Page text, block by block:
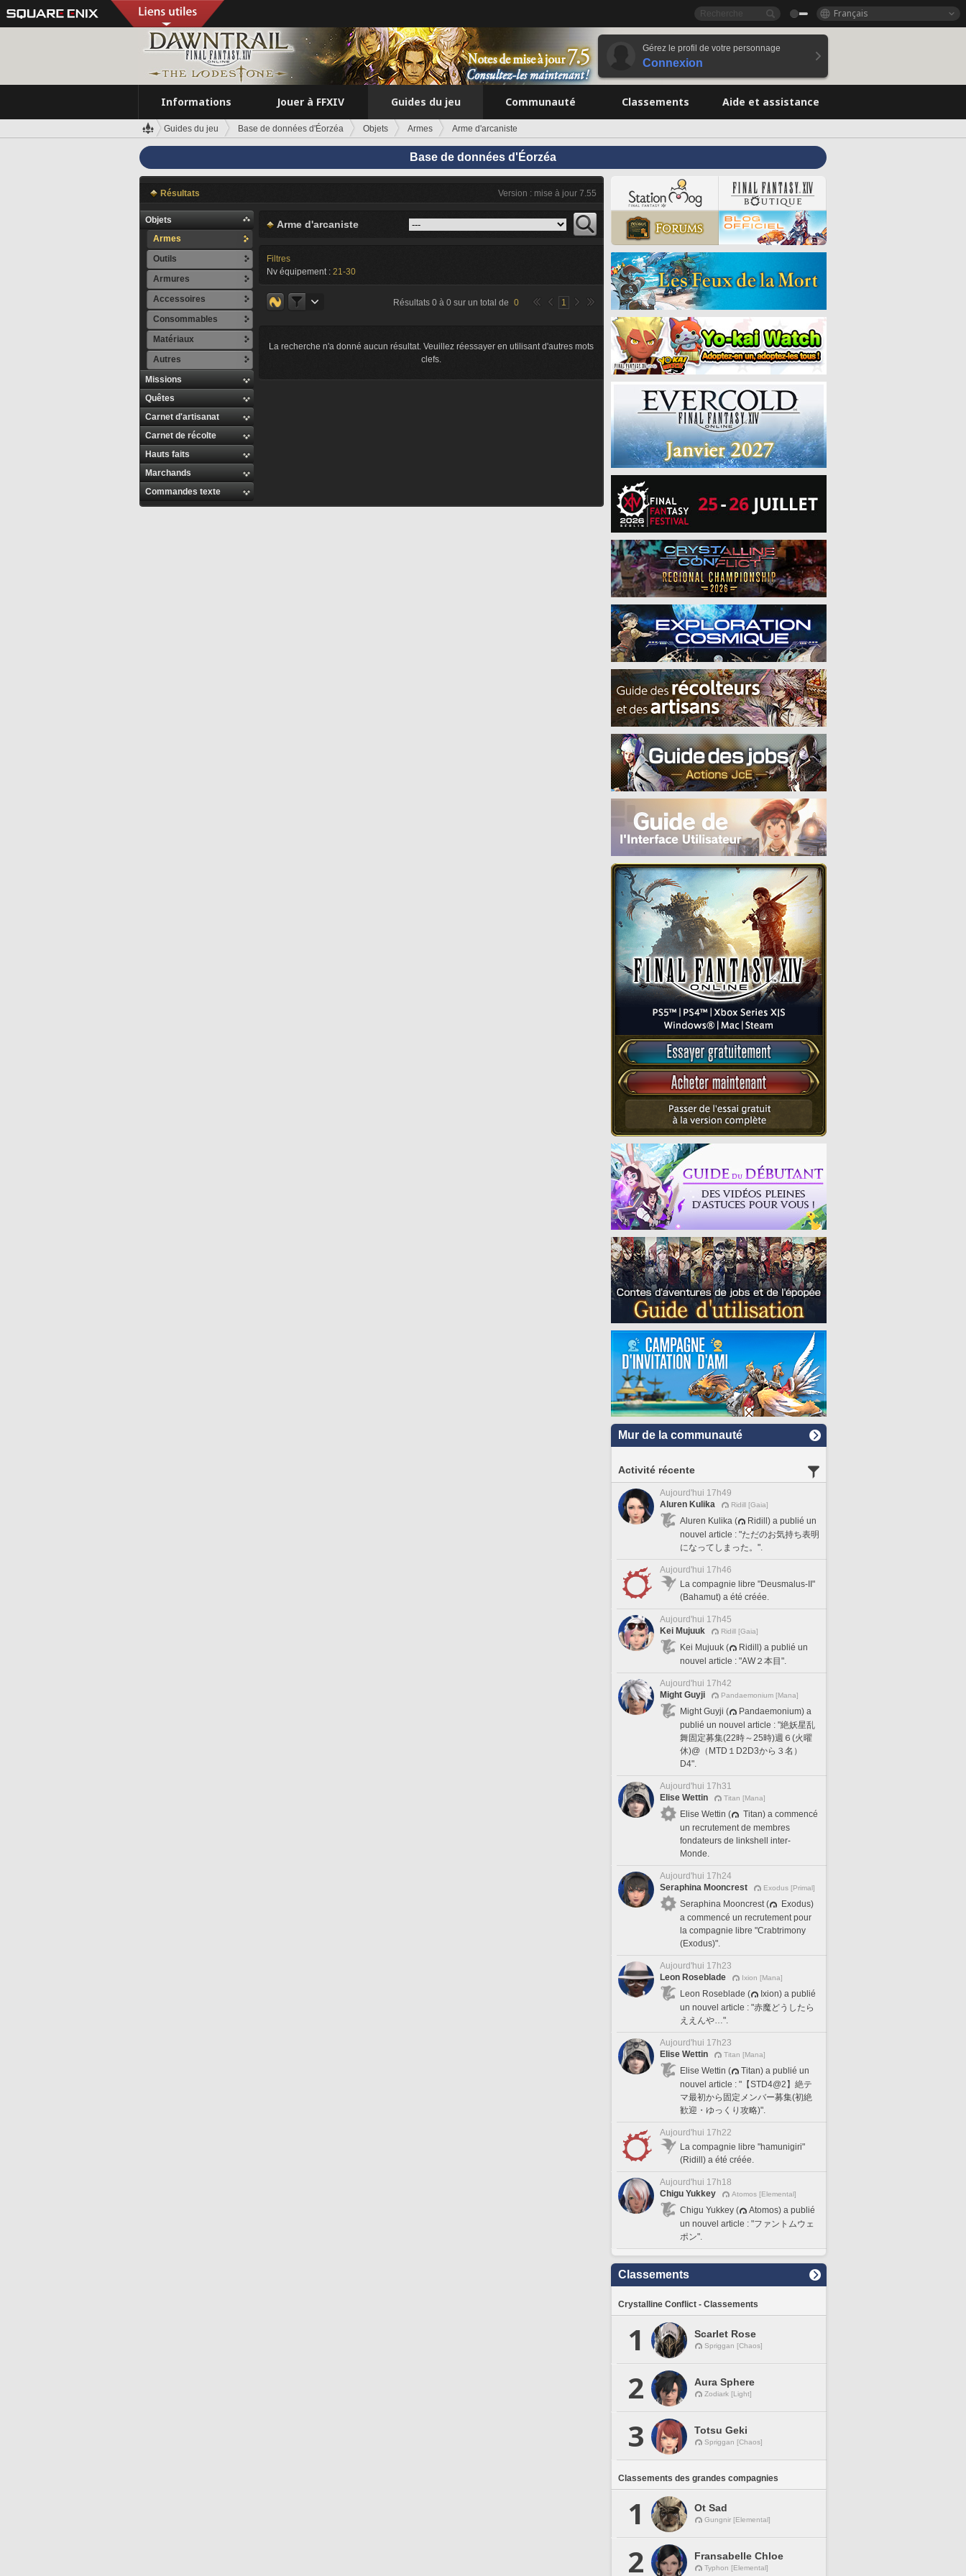
Français
Gérez le profil de votre personnage
Connexion
Informations Jouer à FFXIV Guides du jeu Communauté Classements Aide et assistance
Guides du jeu Base de données d'Éorzéa Objets Armes Arme d'arcaniste
Base de données d'Éorzéa
Résultats Version : mise à jour 7.55
Objets
Armes
Outils
Armures
Accessoires
Consommables
Matériaux
Autres
Missions
Quêtes
Carnet d'artisanat
Carnet de récolte
Hauts faits
Marchands
Commandes texte
Arme d'arcaniste
Filtres
Nv équipement : 21-30
Résultats 0 à 0 sur un total de 0 1
La recherche n'a donné aucun résultat. Veuillez réessayer en utilisant d'autres mots
clefs.
Mur de la communauté
Activité récente
Aujourd'hui 17h49
Aluren Kulika
Ridill [Gaia]
Aluren Kulika (
Ridill) a publié un
nouvel article : "ただのお気持ち表明
になってしまった。".
Aujourd'hui 17h46
La compagnie libre "Deusmalus-II"
(Bahamut) a été créée.
Aujourd'hui 17h45
Kei Mujuuk
Ridill [Gaia]
Kei Mujuuk (
Ridill) a publié un
nouvel article : "AW２本目".
Aujourd'hui 17h42
Might Guyji
Pandaemonium [Mana]
Might Guyji (
Pandaemonium) a
publié un nouvel article : "絶妖星乱
舞固定募集(22時～25時)週６(火曜
休)@（MTD１D2D3から３名）
D4".
Aujourd'hui 17h31
Elise Wettin
Titan [Mana]
Elise Wettin (
Titan) a commencé
un recrutement de membres
fondateurs de linkshell inter-
Monde.
Aujourd'hui 17h24
Seraphina Mooncrest
Exodus [Primal]
Seraphina Mooncrest (
Exodus)
a commencé un recrutement pour
la compagnie libre "Crabtrimony
(Exodus)".
Aujourd'hui 17h23
Leon Roseblade
Ixion [Mana]
Leon Roseblade (
Ixion) a publié
un nouvel article : "赤魔どうしたら
ええんや…".
Aujourd'hui 17h23
Elise Wettin
Titan [Mana]
Elise Wettin (
Titan) a publié un
nouvel article : "【STD4@2】絶テ
マ最初から固定メンバー募集(初絶
歓迎・ゆっくり攻略)".
Aujourd'hui 17h22
La compagnie libre "hamunigiri"
(Ridill) a été créée.
Aujourd'hui 17h18
Chigu Yukkey
Atomos [Elemental]
Chigu Yukkey (
Atomos) a publié
un nouvel article : "ファントムウェ
ポン".
Classements
Crystalline Conflict - Classements
1 Scarlet Rose
Spriggan [Chaos]
2 Aura Sphere
Zodiark [Light]
3 Totsu Geki
Spriggan [Chaos]
Classements des grandes compagnies
1 Ot Sad
Gungnir [Elemental]
2 Fransabelle Chloe
Typhon [Elemental]